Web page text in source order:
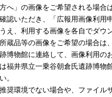
へ」の画像をご希望される場合
認いただき、「広報用画像利用
え、利用する画像を各自でダウ
蔵品等の画像をご希望の場合は
博物館に連絡して、画像利用の
福井県立一乗谷朝倉氏遺跡博物
。
奨環境でない場合や、ファイル